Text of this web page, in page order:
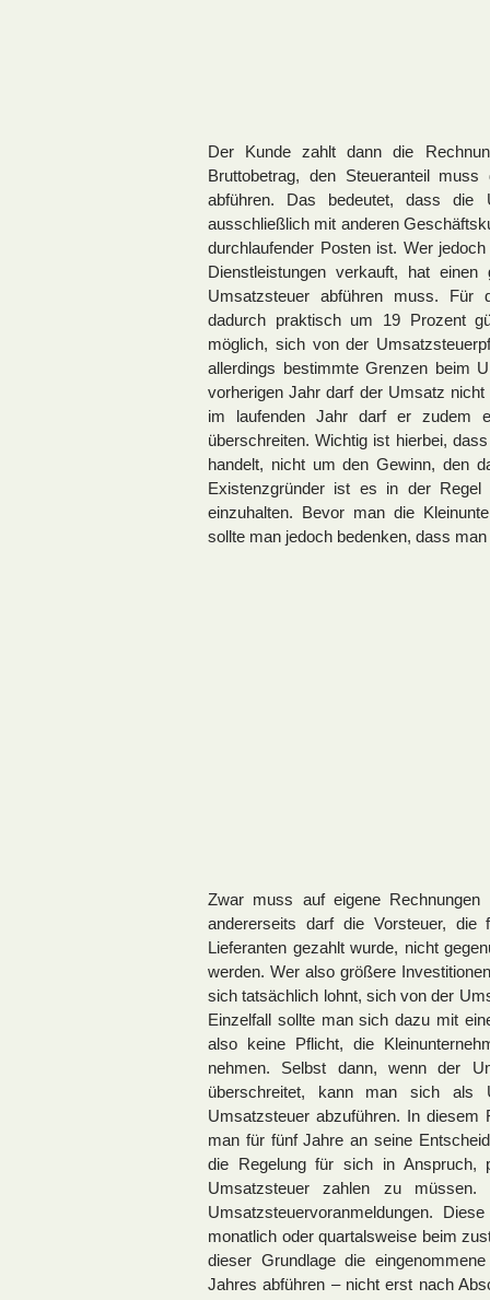
Der Kunde zahlt dann die
Bruttobetrag, den Steueranteil
abführen. Das bedeutet, dass die
ausschließlich mit anderen
durchlaufender Posten ist. Wer
Dienstleistungen verkauft, hat
Umsatzsteuer abführen muss. Für
dadurch praktisch um 19 Prozent
möglich, sich von der
allerdings bestimmte Grenzen beim
vorherigen Jahr darf der Umsatz
im laufenden Jahr darf er zudem
überschreiten. Wichtig ist hierbei,
handelt, nicht um den Gewinn, den
Existenzgründer ist es in der Regel
einzuhalten. Bevor man die
sollte man jedoch bedenken, dass
Zwar muss auf eigene
andererseits darf die Vorsteuer, die
Lieferanten gezahlt wurde, nicht
werden. Wer also größere
sich tatsächlich lohnt, sich von der
Einzelfall sollte man sich dazu mit
also keine Pflicht, die
nehmen. Selbst dann, wenn der
überschreitet, kann man sich als
Umsatzsteuer abzuführen. In
man für fünf Jahre an seine
die Regelung für sich in Anspruch,
Umsatzsteuer zahlen zu
Umsatzsteuervoranmeldungen.
monatlich oder quartalsweise beim
dieser Grundlage die
Jahres abführen – nicht erst nach